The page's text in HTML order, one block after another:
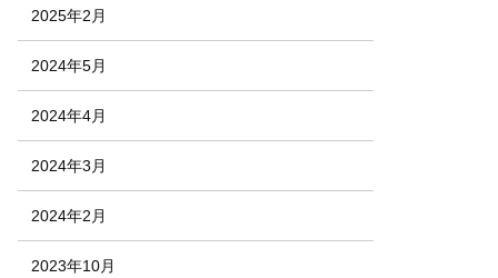
2025年2月
2024年5月
2024年4月
2024年3月
2024年2月
2023年10月